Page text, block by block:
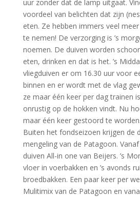
uur zonder dat de lamp uitgaat.
voordeel van belichten dat zijn
eten. Ze hebben immers veel
te nemen! De verzorging is ’s
noemen. De duiven worden
eten, drinken en dat is het. ’s
vliegduiven er om 16.30 uur voor
binnen en er wordt met de vlag
ze maar één keer per dag trainen
onrustig op de hokken vindt. Nu
maar één keer gestoord te worden.
Buiten het fondseizoen krijgen de
mengeling van de Patagoon.
duiven All-in one van Beijers. ’s
vloer in voerbakken en ’s avonds
broedbakken. Een paar keer per
Mulitimix van de Patagoon en